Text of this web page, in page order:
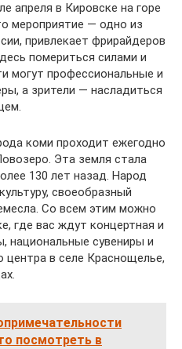
апреля в Кировске на горе
мероприятие — одно из
привлекает фрирайдеров
помериться силами и
могут профессиональные и
а зрители — насладиться
коми проходит ежегодно
Эта земля стала
130 лет назад. Народ
своеобразный
Со всем этим можно
где вас ждут концертная и
национальные сувениры и
центра в селе Краснощелье,
посмотреть в